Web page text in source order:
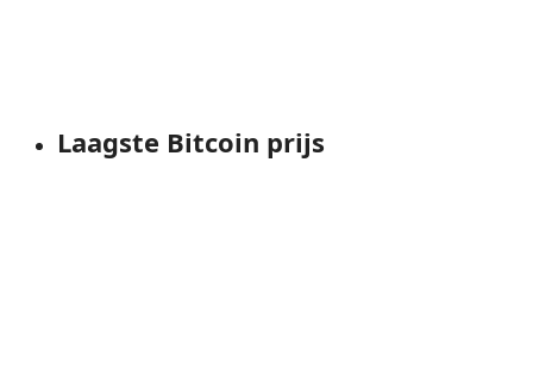
Laagste Bitcoin prijs